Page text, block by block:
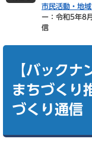
市民活動・地域
ー：令和5年8
信
【バックナ
まちづくり
づくり通信